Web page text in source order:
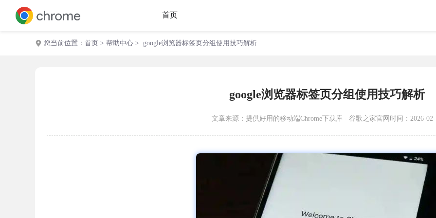
首页
您当前位置： 首页 > 帮助中心 > google浏览器标签页分组使用技巧解析
google浏览器标签页分组使用技巧解析
文章来源： 提供好用的移动端Chrome下载库 - 谷歌之家官网 时间：2026-